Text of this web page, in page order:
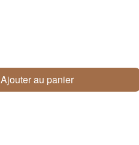
Ajouter au panier